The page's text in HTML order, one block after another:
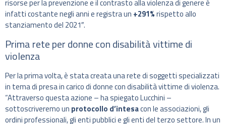
risorse per la prevenzione e il contrasto alla violenza di genere è
infatti costante negli anni e registra un +291%rispetto allo
stanziamento del 2021″.
Prima rete per donne con disabilità vittime di
violenza
Per la prima volta, è stata creata una rete di soggetti specializzati
in tema di presa in carico di donne con disabilità vittime di violenza.
“Attraverso questa azione – ha spiegato Lucchini –
sottoscriveremo un protocollo d’intesacon le associazioni, gli
ordini professionali, gli enti pubblici e gli enti del terzo settore. In un